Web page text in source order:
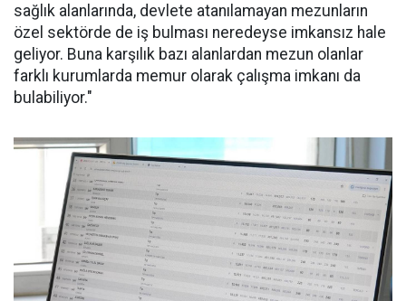
sağlık alanlarında, devlete atanılamayan mezunların
özel sektörde de iş bulması neredeyse imkansız hale
geliyor. Buna karşılık bazı alanlardan mezun olanlar
farklı kurumlarda memur olarak çalışma imkanı da
bulabiliyor."